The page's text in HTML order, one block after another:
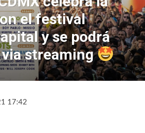
el festival
y se podrá
streaming
17:42